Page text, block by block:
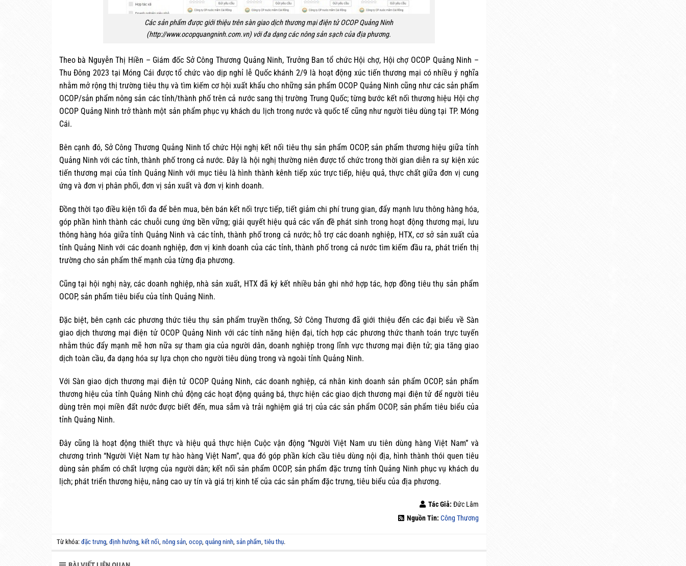
Các sản phẩm được giới thiệu trên sàn giao dịch thương mại điện tử OCOP Quảng Ninh
(http://www.ocopquangninh.com.vn) với đa dạng các nông sản sạch của địa phương.
Theo bà Nguyễn Thị Hiền – Giám đốc Sở Công Thương Quảng Ninh, Trưởng Ban tổ chức Hội chợ, Hội chợ OCOP Quảng Ninh –
Thu Đông 2023 tại Móng Cái được tổ chức vào dịp nghỉ lễ Quốc khánh 2/9 là hoạt động xúc tiến thương mại có nhiều ý nghĩa
nhằm mở rộng thị trường tiêu thụ và tìm kiếm cơ hội xuất khẩu cho những sản phẩm OCOP Quảng Ninh cũng như các sản phẩm
OCOP/sản phẩm nông sản các tỉnh/thành phố trên cả nước sang thị trường Trung Quốc; từng bước kết nối thương hiệu Hội chợ
OCOP Quảng Ninh trở thành một sản phẩm phục vụ khách du lịch trong nước và quốc tế cũng như người tiêu dùng tại TP. Móng
Cái.
Bên cạnh đó, Sở Công Thương Quảng Ninh tổ chức Hội nghị kết nối tiêu thụ sản phẩm OCOP, sản phẩm thương hiệu giữa tỉnh
Quảng Ninh với các tỉnh, thành phố trong cả nước. Đây là hội nghị thường niên được tổ chức trong thời gian diễn ra sự kiện xúc
tiến thương mại của tỉnh Quảng Ninh với mục tiêu là hình thành kênh tiếp xúc trực tiếp, hiệu quả, thực chất giữa đơn vị cung
ứng và đơn vị phân phối, đơn vị sản xuất và đơn vị kinh doanh.
Đồng thời tạo điều kiện tối đa để bên mua, bên bán kết nối trực tiếp, tiết giảm chi phí trung gian, đẩy mạnh lưu thông hàng hóa,
góp phần hình thành các chuỗi cung ứng bền vững; giải quyết hiệu quả các vấn đề phát sinh trong hoạt động thương mại, lưu
thông hàng hóa giữa tỉnh Quảng Ninh và các tỉnh, thành phố trong cả nước; hỗ trợ các doanh nghiệp, HTX, cơ sở sản xuất của
tỉnh Quảng Ninh với các doanh nghiệp, đơn vị kinh doanh của các tỉnh, thành phố trong cả nước tìm kiếm đầu ra, phát triển thị
trường cho sản phẩm thế mạnh của từng địa phương.
Cũng tại hội nghị này, các doanh nghiệp, nhà sản xuất, HTX đã ký kết nhiều bản ghi nhớ hợp tác, hợp đồng tiêu thụ sản phẩm
OCOP, sản phẩm tiêu biểu của tỉnh Quảng Ninh.
Đặc biệt, bên cạnh các phương thức tiêu thụ sản phẩm truyền thống, Sở Công Thương đã giới thiệu đến các đại biểu về Sàn
giao dịch thương mại điện tử OCOP Quảng Ninh với các tính năng hiện đại, tích hợp các phương thức thanh toán trực tuyến
nhằm thúc đẩy mạnh mẽ hơn nữa sự tham gia của người dân, doanh nghiệp trong lĩnh vực thương mại điện tử; gia tăng giao
dịch toàn cầu, đa dạng hóa sự lựa chọn cho người tiêu dùng trong và ngoài tỉnh Quảng Ninh.
Với Sàn giao dịch thương mại điện tử OCOP Quảng Ninh, các doanh nghiệp, cá nhân kinh doanh sản phẩm OCOP, sản phẩm
thương hiệu của tỉnh Quảng Ninh chủ động các hoạt động quảng bá, thực hiện các giao dịch thương mại điện tử để người tiêu
dùng trên mọi miền đất nước được biết đến, mua sắm và trải nghiệm giá trị của các sản phẩm OCOP, sản phẩm tiêu biểu của
tỉnh Quảng Ninh.
Đây cũng là hoạt động thiết thực và hiệu quả thực hiện Cuộc vận động “Người Việt Nam ưu tiên dùng hàng Việt Nam” và
chương trình “Người Việt Nam tự hào hàng Việt Nam”, qua đó góp phần kích cầu tiêu dùng nội địa, hình thành thói quen tiêu
dùng sản phẩm có chất lượng của người dân; kết nối sản phẩm OCOP, sản phẩm đặc trưng tỉnh Quảng Ninh phục vụ khách du
lịch; phát triển thương hiệu, nâng cao uy tín và giá trị kinh tế của các sản phẩm đặc trưng, tiêu biểu của địa phương.
Tác Giả: Đức Lâm
Nguồn Tin: Công Thương
Từ khóa: đặc trưng, định hướng, kết nối, nông sản, ocop, quảng ninh, sản phẩm, tiêu thụ.